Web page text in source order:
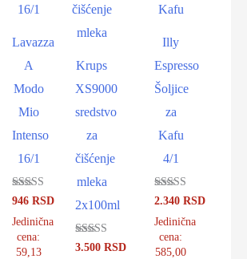
Lavazza
A
Modo
Mio
Intenso
16/1
Ocenjeno sa
od 5
946RSD
Jedinična
cena:
59,13
Krups
XS9000
sredstvo
za
čišćenje
mleka
2x100ml
Ocenjeno sa
3.500RSD
Illy
Espresso
Šoljice
za
Kafu
4/1
Ocenjeno sa
od 5
2.340RSD
Jedinična
cena:
585,00